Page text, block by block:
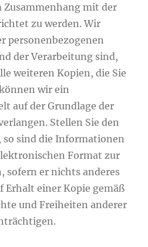
Zusammenhang mit der
zu werden. Wir
personenbezogenen
der Verarbeitung sind,
weiteren Kopien, die Sie
wir ein
auf der Grundlage der
Stellen Sie den
sind die Informationen
Format zur
sofern er nichts anderes
Erhalt einer Kopie gemäß
und Freiheiten anderer